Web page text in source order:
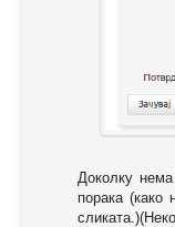
Доколку
порака (како